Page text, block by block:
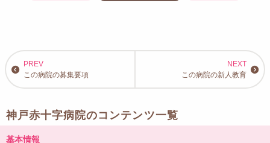
この病院の募集要項 この病院の新人教育
神戸赤十字病院のコンテンツ一覧
基本情報